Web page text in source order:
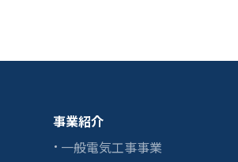
事業紹介
一般電気工事事業